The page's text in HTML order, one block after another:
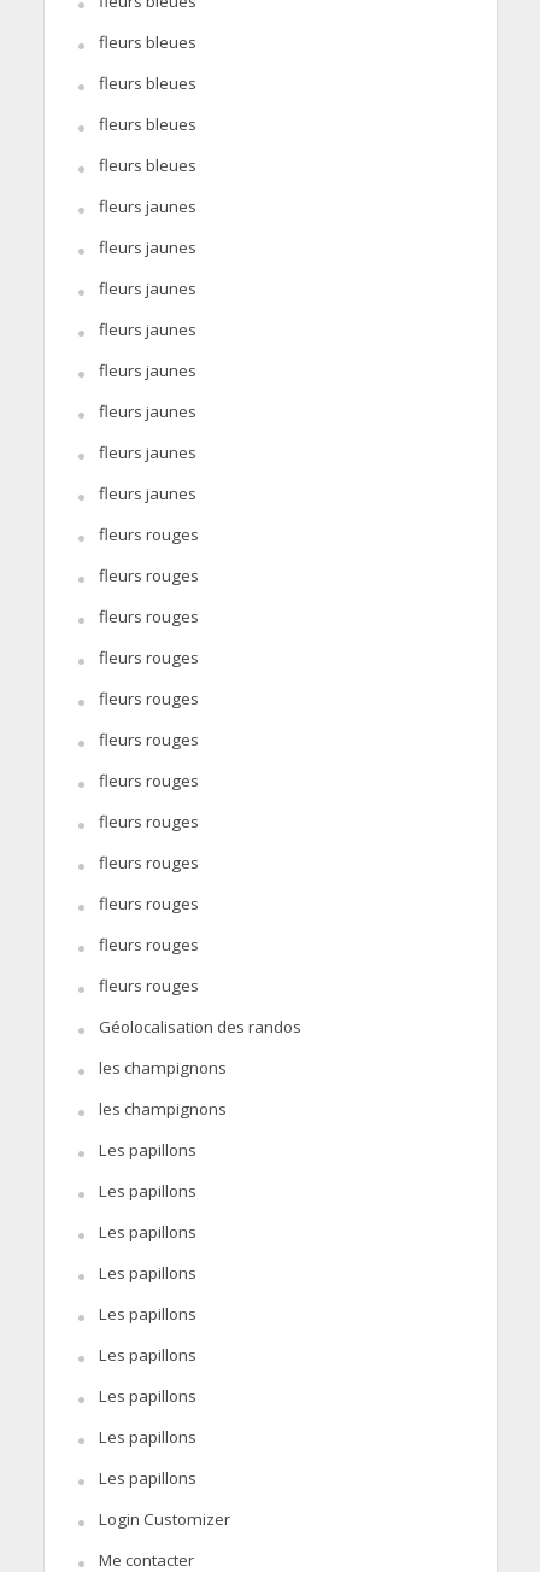
fleurs bleues
fleurs bleues
fleurs bleues
fleurs bleues
fleurs jaunes
fleurs jaunes
fleurs jaunes
fleurs jaunes
fleurs jaunes
fleurs jaunes
fleurs jaunes
fleurs jaunes
fleurs rouges
fleurs rouges
fleurs rouges
fleurs rouges
fleurs rouges
fleurs rouges
fleurs rouges
fleurs rouges
fleurs rouges
fleurs rouges
fleurs rouges
fleurs rouges
Géolocalisation des randos
les champignons
les champignons
Les papillons
Les papillons
Les papillons
Les papillons
Les papillons
Les papillons
Les papillons
Les papillons
Les papillons
Login Customizer
Me contacter